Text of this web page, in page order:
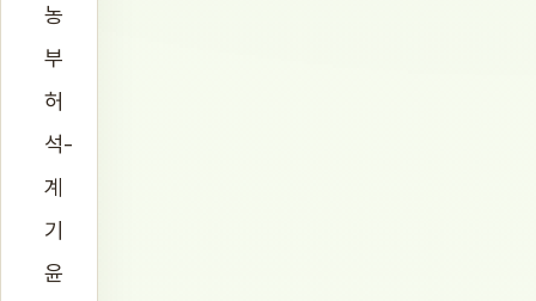
농
부
허
석-
계
기
윤